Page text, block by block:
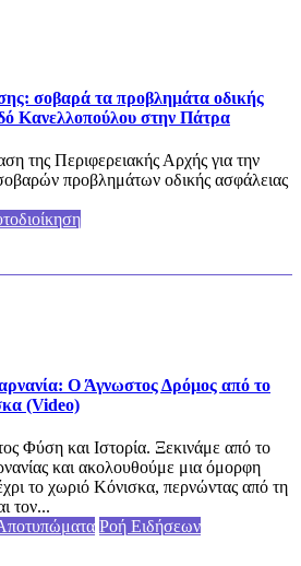
σοβαρά τα προβλημάτα οδικής
Κανελλοπούλου στην Πάτρα
της Περιφερειακής Αρχής για την
προβλημάτων οδικής ασφάλειας
Ο Άγνωστος Δρόμος από το
(Video)
Φύση και Ιστορία. Ξεκινάμε από το
και ακολουθούμε μια όμορφη
το χωριό Κόνισκα, περνώντας από τη
τον...
Ροή Ειδήσεων